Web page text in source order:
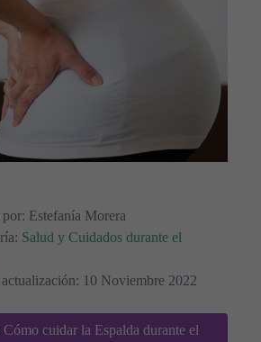
Estefanía Morera
Salud y Cuidados durante el
10 Noviembre 2022
Cómo cuidar la Espalda durante el